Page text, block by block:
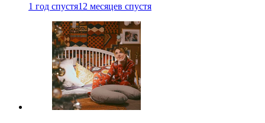
1 год спустя12 месяцев спустя